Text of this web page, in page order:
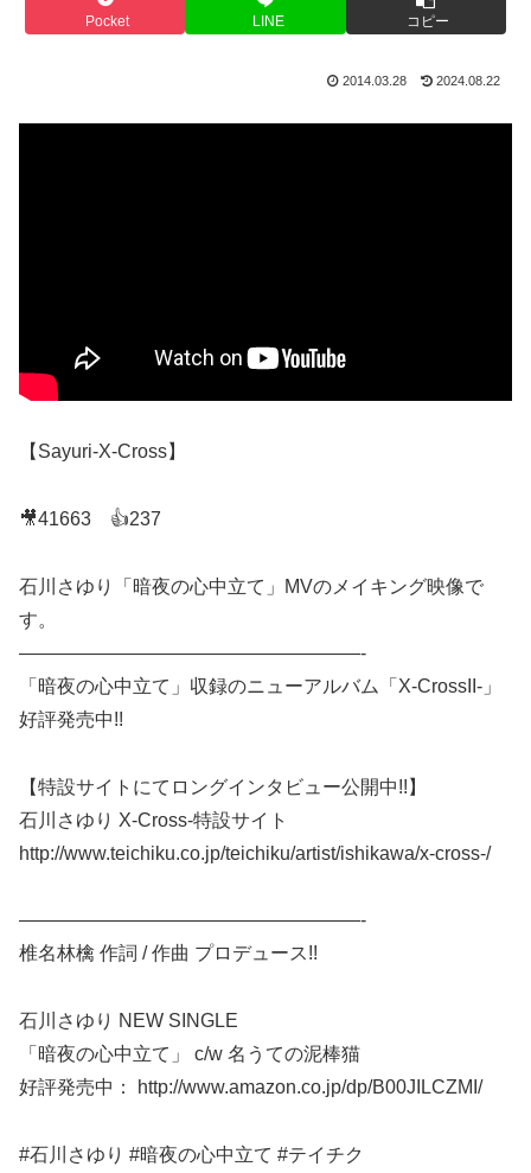
Pocket LINE コピー
2014.03.28 2024.08.22
【Sayuri-X-Cross】
🎥41663 👍237
石川さゆり「暗夜の心中立て」MVのメイキング映像で
す。
——————————————————-
「暗夜の心中立て」収録のニューアルバム「X-CrossII-」
好評発売中!!
【特設サイトにてロングインタビュー公開中!!】
石川さゆり X-Cross-特設サイト
http://www.teichiku.co.jp/teichiku/artist/ishikawa/x-cross-/
——————————————————-
椎名林檎 作詞 / 作曲 プロデュース!!
石川さゆり NEW SINGLE
「暗夜の心中立て」 c/w 名うての泥棒猫
好評発売中： http://www.amazon.co.jp/dp/B00JILCZMI/
#石川さゆり #暗夜の心中立て #テイチク